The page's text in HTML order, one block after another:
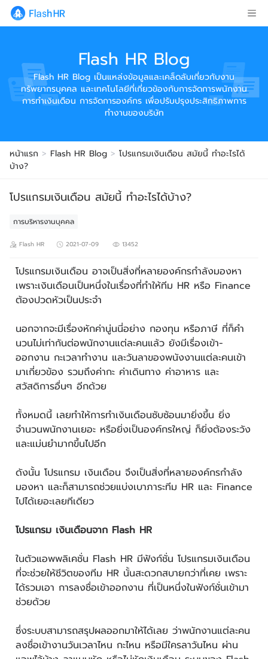
Flash HR Blog
Flash HR Blog เป็นแหล่งข้อมูลและเคล็ดลับเกี่ยวกับงาน
ทรัพยากรบุคคล และเทคโนโลยีที่เกี่ยวข้องกับการจัดการพนักงาน
การทำเงินเดือน การจัดการองค์กร เพื่อปรับปรุงประสิทธิภาพการ
ทำงานของบริษัท
หน้าแรก > Flash HR Blog > โปรแกรมเงินเดือน สมัยนี้ ทำอะไรได้
บ้าง?
โปรแกรมเงินเดือน สมัยนี้ ทำอะไรได้บ้าง?
การบริหารงานบุคคล
Flash HR 2021-07-09 13452
โปรแกรมเงินเดือน อาจเป็นสิ่งที่หลายองค์กรกำลังมองหา
เพราะเงินเดือนเป็นหนึ่งในเรื่องที่ทำให้ทีม HR หรือ Finance
ต้องปวดหัวเป็นประจำ
นอกจากจะมีเรื่องหักค่านู่นนี่อย่าง กองทุน หรือภาษี ที่ก็คำ
นวนไม่เท่ากันต่อพนักงานแต่ละคนแล้ว ยังมีเรื่องเข้า-
ออกงาน กะเวลาทำงาน และวันลาของพนังงานแต่ละคนเข้า
มาเกี่ยวข้อง รวมถึงค่ากะ ค่าเดินทาง ค่าอาหาร และ
สวัสดิการอื่นๆ อีกด้วย
ทั้งหมดนี้ เลยทำให้การทำเงินเดือนซับซ้อนมายิ่งขึ้น ยิ่ง
จำนวนพนักงานเยอะ หรือยิ่งเป็นองค์กรใหญ่ ก็ยิ่งต้องระวัง
และแม่นยำมากขึ้นไปอีก
ดังนั้น โปรแกรม เงินเดือน จึงเป็นสิ่งที่หลายองค์กรกำลัง
มองหา และก็สามารถช่วยแบ่งเบาภาระทีม HR และ Finance
ไปได้เยอะเลยทีเดียว
โปรแกรม เงินเดือนจาก Flash HR
ในตัวแอพพลิเคชั่น Flash HR มีฟังก์ชั่น โปรแกรมเงินเดือน
ที่จะช่วยให้ชีวิตของทีม HR นั้นสะดวกสบายกว่าที่เคย เพราะ
ได้รวมเอา การลงชื่อเข้าออกงาน ที่เป็นหนึ่งในฟังก์ชั่นเข้ามา
ช่วยด้วย
ซึ่งระบบสามารถสรุปผลออกมาให้ได้เลย ว่าพนักงานแต่ละคน
ลงชื่อเข้างานวันเวลาไหน กะไหน หรือมีใครลาวันไหน ผ่าน